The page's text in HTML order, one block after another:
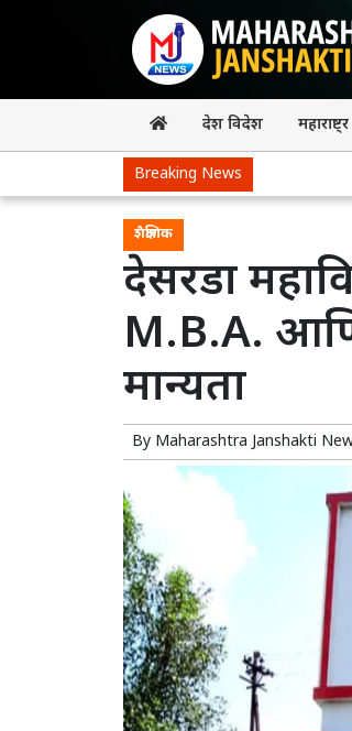
देश विदेश महाराष्ट्र
Breaking News
शैक्षणिक
देसरडा
M.B.A. आणि
मान्यता
By Maharashtra Janshakti